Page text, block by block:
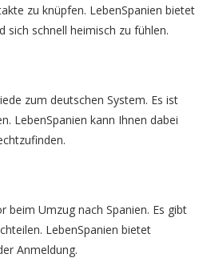
zu knüpfen. LebenSpanien bietet
sich schnell heimisch zu fühlen.
zum deutschen System. Es ist
LebenSpanien kann Ihnen dabei
beim Umzug nach Spanien. Es gibt
LebenSpanien bietet
Anmeldung.